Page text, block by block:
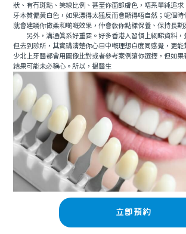
狀、有冇斑點、笑線比例、甚至你面部膚色，唔系單純追求
牙本質偏黃白色，如果漂得太猛反而會顯得唔自然；呢個時
就會建議你做柔和啲嘅效果，仲會教你點樣保養、保持長期
另外，溝通真系好重要。好多香港人習慣上網睇資料，
但去到診所，其實講清楚你心目中嘅理想白度同感覺，更
少北上牙醫都會用圖像比對或者參考案例讓你選擇，但如
結果可能未必稱心。所以，揾醫生
立即預約